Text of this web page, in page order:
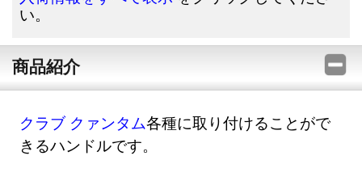
い。
商品紹介
クラブ クァンタム各種に取り付けることがで
きるハンドルです。